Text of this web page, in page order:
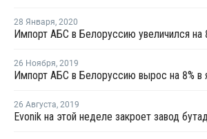
28 Января, 2020
26 Ноября, 2019
Импорт АБС в Белоруссию вырос на 8% в
26 Августа, 2019